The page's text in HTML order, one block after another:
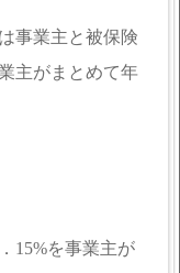
事業主と被保険
主がまとめて年
15%を事業主が